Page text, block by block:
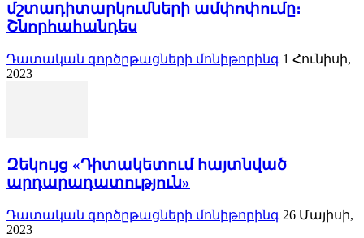
մշտադիտարկումների ամփոփումը։
Շնորհահանդես
Դատական գործըթացների մոնիթորինգ 1 Հունիսի,
2023
Զեկույց «Դիտակետում հայտնված
արդարադատություն»
Դատական գործըթացների մոնիթորինգ 26 Մայիսի,
2023